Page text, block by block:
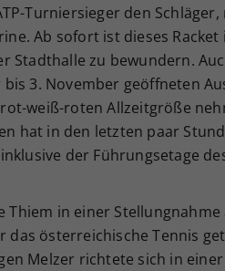
Turniersieger den
Ab sofort ist dieses Racket
Stadthalle zu bewundern.
3. November geöffneten
weiß-roten Allzeitgröße
hat in den letzten paar
der Führungsetage
in einer Stellungnahme
das österreichische Tennis
Melzer richtete sich in